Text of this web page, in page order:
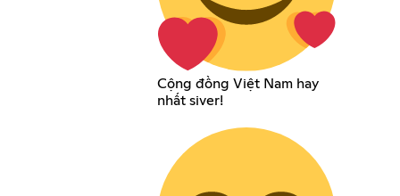
Cộng đồng Việt Nam hay
nhất siver!